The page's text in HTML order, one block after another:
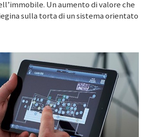
Un aumento di valore che
sulla torta di un sistema orientato